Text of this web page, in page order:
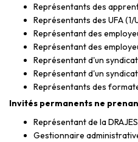
Représentants des
Représentants des UFA (1/
Représentant des
Représentant des
Représentant d'un
Représentant d'un
Représentants des
Invités permanents ne
Représentant de la DRAJES
Gestionnaire